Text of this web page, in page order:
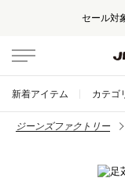
セール対
新着アイテム カテゴ
ジーンズファクトリー